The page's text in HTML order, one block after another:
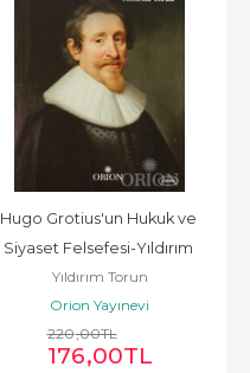
Hugo Grotius'un Hukuk ve
Siyaset Felsefesi-Yıldırım
Torun
Yıldırım Torun
Orion Yayınevi
220,00TL
176,00TL